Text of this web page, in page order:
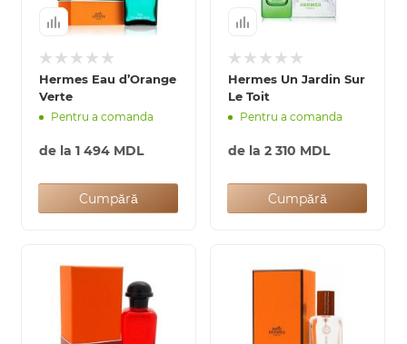
Hermes Eau d’Orange
Verte
Pentru a comanda
de la 1 494 MDL
Cumpără
Hermes Un Jardin Sur
Le Toit
Pentru a comanda
de la 2 310 MDL
Cumpără